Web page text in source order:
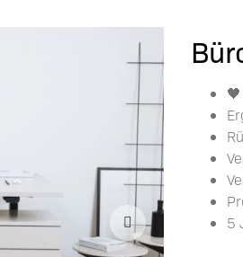
🆕 Massivholzplatten
Platten 26mm
Echtholz-
Furnierte
Platten 38mm
EVOline® Circle80 –
Einbausteckdose
EVOline® Circle80 SET
EVOline®
Kabelschlauch
Rollcontainer
Tischgestelle Metall
Bürostühle
Wandboard
Waschtischplatte
Deckplatten für
Sideboards
Gastronomie
Büro
Schreibtisch
5